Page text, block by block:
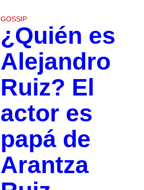
GOSSIP
¿Quién es
Alejandro
Ruiz? El
actor es
papá de
Arantza